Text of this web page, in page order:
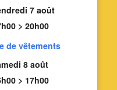
7 août
> 20h00
de vêtements
8 août
> 17h00